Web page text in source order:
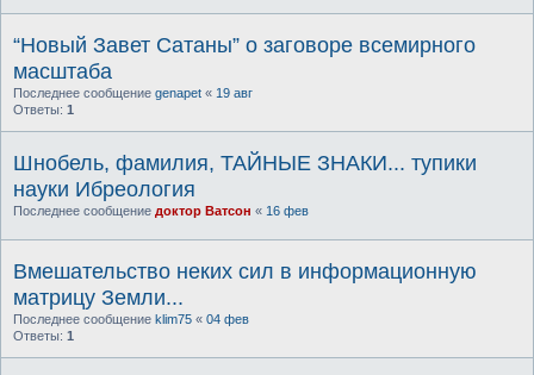
“Новый Завет Сатаны” о заговоре всемирного
масштаба
Последнее сообщение genapet « 19 авг
Ответы: 1
Шнобель, фамилия, ТАЙНЫЕ ЗНАКИ... тупики
науки Ибреология
Последнее сообщение доктор Ватсон « 16 фев
Вмешательство неких сил в информационную
матрицу Земли...
Последнее сообщение klim75 « 04 фев
Ответы: 1